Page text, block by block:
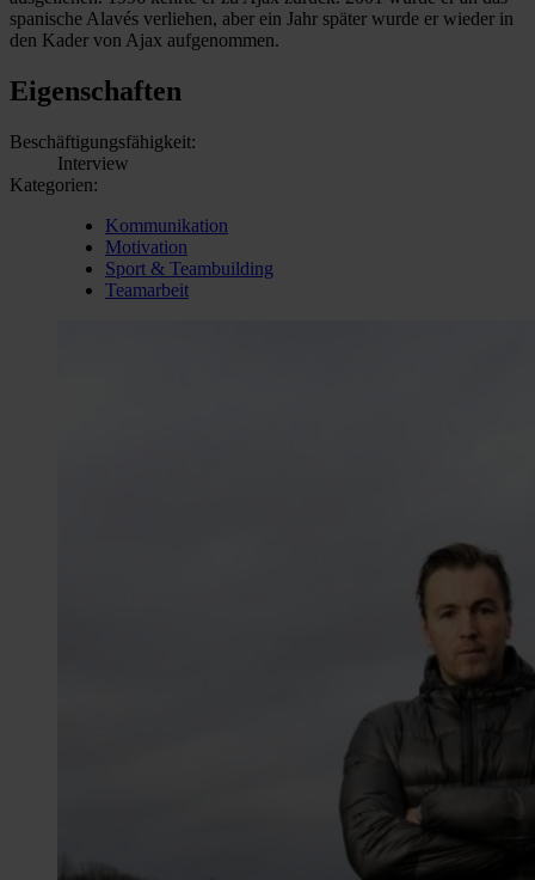
spanische Alavés verliehen, aber ein Jahr später wurde er wieder in
den Kader von Ajax aufgenommen.
Eigenschaften
Beschäftigungsfähigkeit:
Interview
Kategorien:
Kommunikation
Motivation
Sport & Teambuilding
Teamarbeit